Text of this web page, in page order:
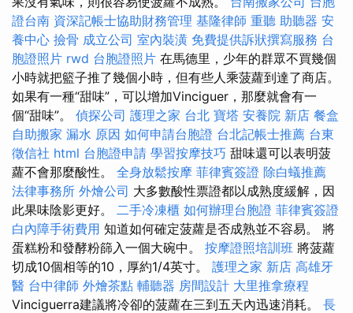
證台南 資深記帳士協助財務管理 基隆律師 重聽 助聽器 安
養中心 撿骨 成立公司 室內裝潢 免費提供訴狀撰寫服務 台
胞證照片 rwd 台胞證照片 在馬德里，少年的群眾不買幾個
小時就把籃子推了幾個小時，但有些人乘菠蘿到達了商店。
如果有一種“甜味”，可以增加Vinciguer，那麼就會有一
個“甜味”。 偵探公司 護理之家 台北 寶塔 安養院 新店 餐盒
自助搬家 漏水 原因 如何申請台胞證 台北記帳士推薦 台東
徵信社 html 台胞證申請 學習按摩技巧 甜味還可以表明菠
蘿不會那麼酸性。 全身放鬆按摩 菲律賓簽證 除白蟻推薦
法律事務所 外燴公司 大多數酸性票證都以成熟度緩解，因
此果味陰影更好。 二手冷凍櫃 如何辦理台胞證 菲律賓簽證
白內障手術費用 知道如何確定菠蘿是否成熟並不容易。 將
蛋糕粉和發酵粉篩入一個大碗中。 按摩證照培訓班 將菠蘿
切成10個相等的10，厚約1/4英寸。 護理之家 新店 高雄牙
醫 台中律師 外燴茶點 輔聽器 房間設計 大里推拿療程
Vinciguerra建議將冷卻的菠蘿在三到五天內迅速消耗。 長